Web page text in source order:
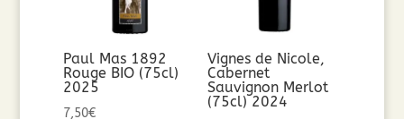
Paul Mas 1892
Rouge BIO (75cl)
2025
7,50€
Vignes de Nicole,
Cabernet
Sauvignon Merlot
(75cl) 2024